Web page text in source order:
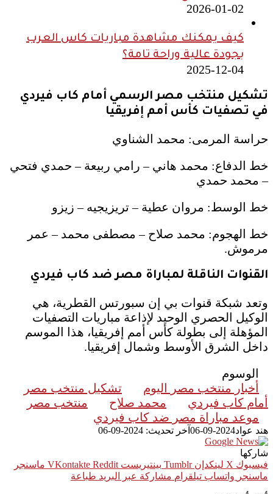
2026-01-02
كيف يمكنك مشاهدة مباريات كاس العرب
بجودة عالية وراحة تامة؟
2025-12-04
تشكيل منتخب مصر الرسمي أمام كاب فيردي
في تصفيات كأس أمم إفريقيا
حراسة المرمى: محمد الشناوي
خط الدفاع: محمد هاني – رامي ربيعة – حمدي فتحي
– محمد حمدي
خط الوسط: مروان عطية – تريزيجيه – زيزو
خط الهجوم: محمد صلاح – مصطفى محمد – عمر
مرموش.
القنوات الناقلة لمباراة مصر ضد كاب فيردي
وتعد شبكة قنوات بي إن سبورتس القطرية، هي
الوكيل الحصري الوحيد لإذاعة مباريات التصفيات
المؤهلة إلى بطولة كأس أمم إفريقيا، هذا الموسم
داخل الشرق الأوسط وشمال إفريقيا.
الوسوم
أخبار منتخب مصر اليوم
تشكيل منتخب مصر
أمام كاب فيردي
محمد صلاح
منتخب مصر
موعد مباراة مصر ضد كاب فيردي
هند عواد2024-09-06 آخر تحديث: 2024-09-06
شاركها
فيسبوك ‫X لينكدإن بينتيريست
ماسنجر
ماسنجر واتساب تيلقرام مشاركة عبر البريد طباعة